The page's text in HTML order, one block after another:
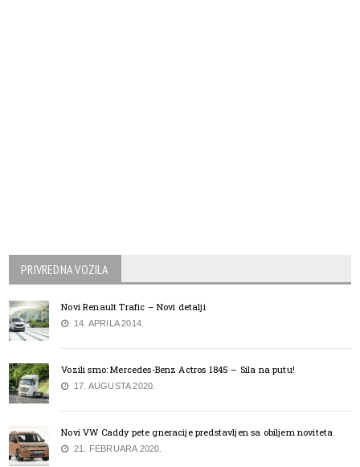
PRIVREDNA VOZILA
Novi Renault Trafic – Novi detalji
14. APRILA 2014.
Vozili smo: Mercedes-Benz Actros 1845 – Sila na putu!
17. AUGUSTA 2020.
Novi VW Caddy pete gneracije predstavljen sa obiljem noviteta
21. FEBRUARA 2020.